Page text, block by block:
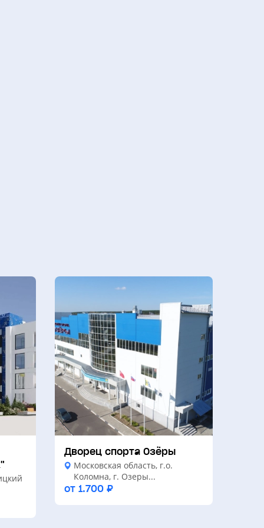
Дворец спорта Озёры
Московская область, г.о.
Коломна, г. Озеры...
от 1.700 ₽